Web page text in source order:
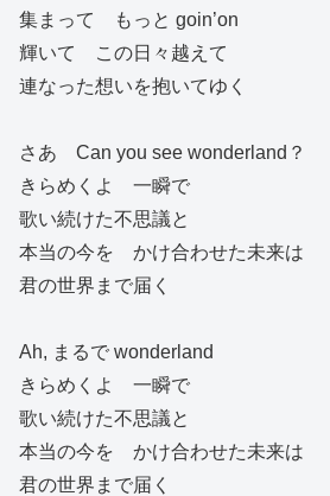
集まって もっと goin’on
輝いて この日々越えて
連なった想いを抱いてゆく
さあ Can you see wonderland？
きらめくよ 一瞬で
歌い続けた不思議と
本当の今を かけ合わせた未来は
君の世界まで届く
Ah, まるで wonderland
きらめくよ 一瞬で
歌い続けた不思議と
本当の今を かけ合わせた未来は
君の世界まで届く